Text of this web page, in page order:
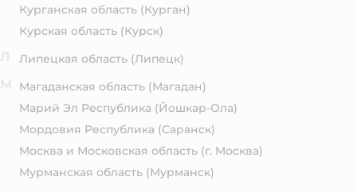
Курганская область (Курган)
Курская область (Курск)
Липецкая область (Липецк)
Магаданская область (Магадан)
Марий Эл Республика (Йошкар-Ола)
Мордовия Республика (Саранск)
Москва и Московская область (г. Москва)
Мурманская область (Мурманск)